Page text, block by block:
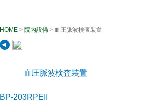
HOME > 院内設備 > 血圧脈波検査装置
血圧脈波検査装置
BP-203RPEII